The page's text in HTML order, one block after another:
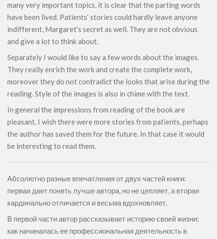
many very important topics, it is clear that the parting words
have been lived. Patients’ stories could hardly leave anyone
indifferent, Margaret’s secret as well. They are not obvious
and give a lot to think about.
Separately I would like to say a few words about the images.
They really enrich the work and create the complete work,
moreover they do not contradict the looks that arise during the
reading. Style of the images is also in chime with the text.
In general the impressions from reading of the book are
pleasant. I wish there were more stories from patients, perhaps
the author has saved them for the future. In that case it would
be interesting to read them.
Абсолютно разные впечатления от двух частей книги:
первая дает понять лучше автора, но не цепляет, а вторая
кардинально отличается и весьма вдохновляет.
В первой части автор рассказывает историю своей жизни:
как начиналась ее профессиональная деятельность в